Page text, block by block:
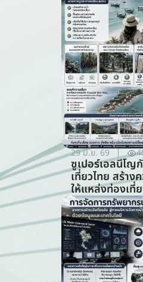
29 มิ.ย. 69
ซูเปอร์เอลนีโญ
เที่ยวไทย สร้าง
ให้แหล่งท่องเที่
ท่ามกลางความ
สภาพภูมิอากาศ
ท่องเที่ยว)